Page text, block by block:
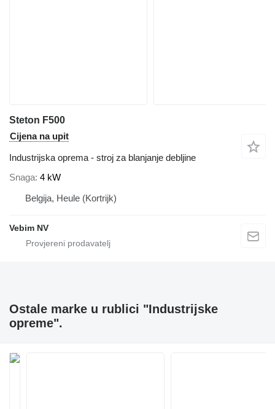
Steton F500
Cijena na upit
Industrijska oprema - stroj za blanjanje debljine
Snaga 4 kW
Belgija, Heule (Kortrijk)
Vebim NV
Ostale marke u rublici "Industrijske
opreme".